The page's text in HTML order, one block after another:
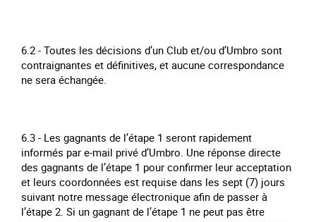
6.2 - Toutes les décisions d’un Club et/ou d’Umbro sont
contraignantes et définitives, et aucune correspondance
ne sera échangée.
6.3 - Les gagnants de l’étape 1 seront rapidement
informés par e-mail privé d’Umbro. Une réponse directe
des gagnants de l’étape 1 pour confirmer leur acceptation
et leurs coordonnées est requise dans les sept (7) jours
suivant notre message électronique afin de passer à
l’étape 2. Si un gagnant de l’étape 1 ne peut pas être